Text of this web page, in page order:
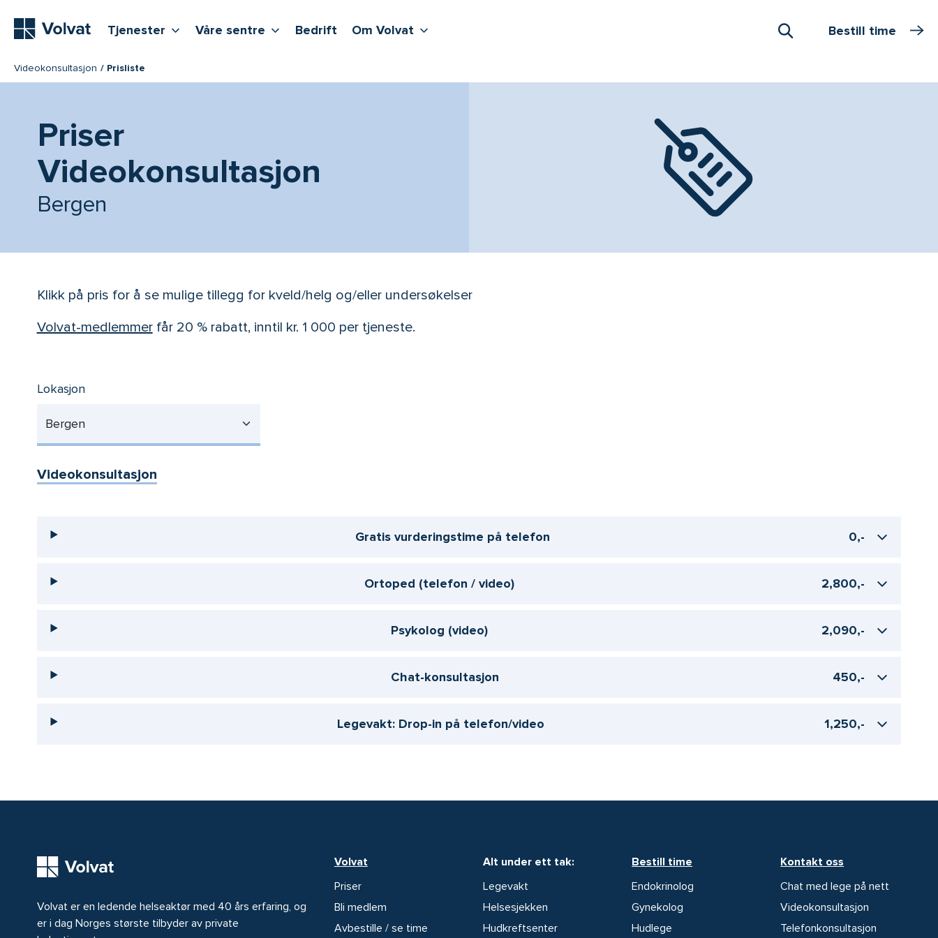
Tjenester Vis flere undernivåerTjenester
Våre sentre Vis flere undernivåerVåre sentre
Bedrift Om Volvat Bestill time
Videokonsultasjon Prisliste
Priser
Videokonsultasjon
Bergen
Klikk på pris for å se mulige tillegg for kveld/helg og/eller undersøkelser
Volvat-medlemmerfår 20 % rabatt, inntil kr. 1 000 per tjeneste.
Lokasjon
Bergen
Videokonsultasjon
Gratis vurderingstime på telefon 0,-
Ortoped (telefon / video) 2,800,-
Psykolog (video) 2,090,-
Chat-konsultasjon 450,-
Legevakt: Drop-in på telefon/video 1,250,-
Volvat er en ledende helseaktør med 40 års erfaring, og
er i dag Norges største tilbyder av private
Volvat
Priser
Bli medlem
Avbestille / se time
Alt under ett tak:
Legevakt
Helsesjekken
Hudkreftsenter
Bestill time
Endokrinolog
Gynekolog
Hudlege
Kontakt oss
Chat med lege på nett
Videokonsultasjon
Telefonkonsultasjon